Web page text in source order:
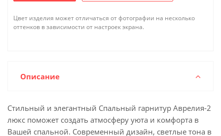
Цвет изделия может отличаться от фотографии на несколько
оттенков в зависимости от настроек экрана.
Описание
Стильный и элегантный Спальный гарнитур Аврелия-2
люкс поможет создать атмосферу уюта и комфорта в
Вашей спальной. Современный дизайн, светлые тона в